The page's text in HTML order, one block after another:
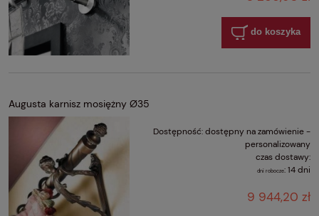
do koszyka
Augusta karnisz mosiężny Ø35
Dostępność:dostępny na zamówienie -
personalizowany
czas dostawy:
dni robocze:14 dni
9 944,20 zł